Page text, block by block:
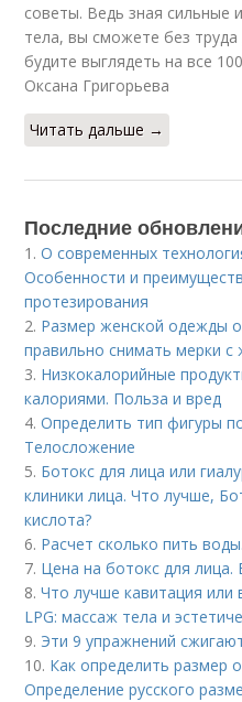
советы. Ведь зная сильные
тела, вы сможете без
будите выглядеть на все
Оксана Григорьева
Читать дальше →
Последние
1.О современных
Особенности и
протезирования
2. Размер женской одежды
правильно снимать мерки с
3. Низкокалорийные
калориями. Польза и вред
4.Определить тип фигуры
Телосложение
5. Ботокс для лица или
клиники лица. Что лучше,
кислота?
6. Расчет сколько пить
7. Цена на ботокс для лица.
8.Что лучше кавитация или
LPG: массаж тела и
9. Эти 9 упражнений
10. Как определить размер
Определение русского